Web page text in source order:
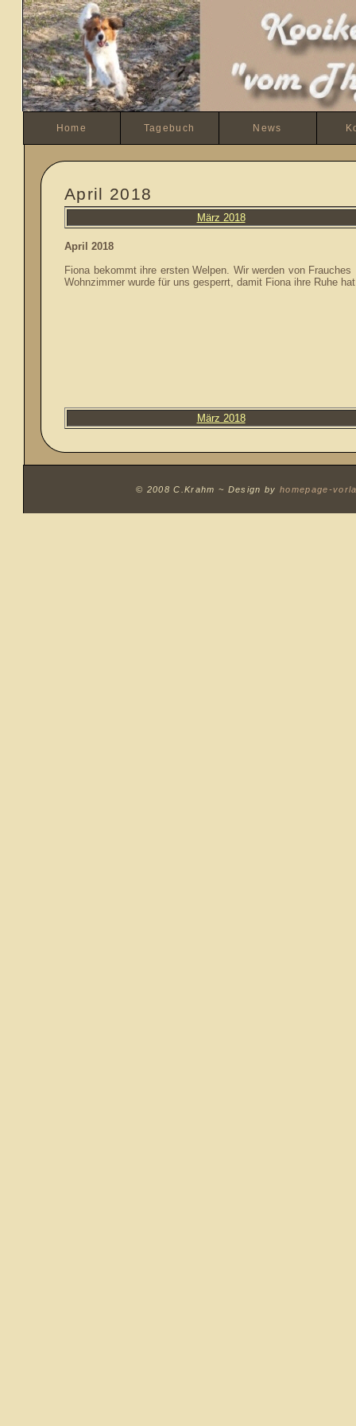
Home Tagebuch News
April 2018
März 2018
April 2018
Fiona bekommt ihre ersten Welpen. Wir werden von
Wohnzimmer wurde für uns gesperrt, damit Fiona ihre Ruhe
März 2018
© 2008 C.Krahm ~ Design by homepage-